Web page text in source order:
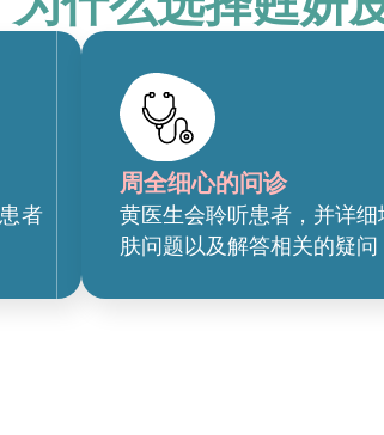
者
周全细心的问诊
黄医生会聆听患者，并详
肤问题以及解答相关的疑问